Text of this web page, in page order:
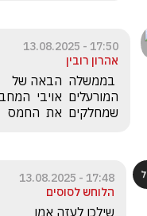
17:50 - 13.08.2025
אהרון רובין
שמחלקים  את  החמס
17:48 - 13.08.2025
הלוחש לסוסים
שילכו לעזה אמן